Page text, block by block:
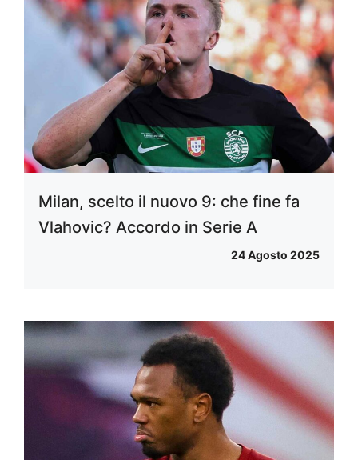
Milan, scelto il nuovo 9: che fine fa
Vlahovic? Accordo in Serie A
24 Agosto 2025